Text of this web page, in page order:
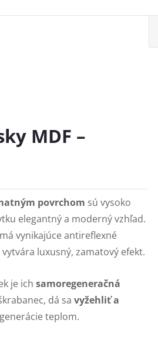
MDF –
povrchom sú vysoko
elegantný a moderný vzhľad.
vynikajúce antireflexné
luxusný, zamatový efekt.
je ich samoregeneračná
dá sa vyžehliť a
teplom.